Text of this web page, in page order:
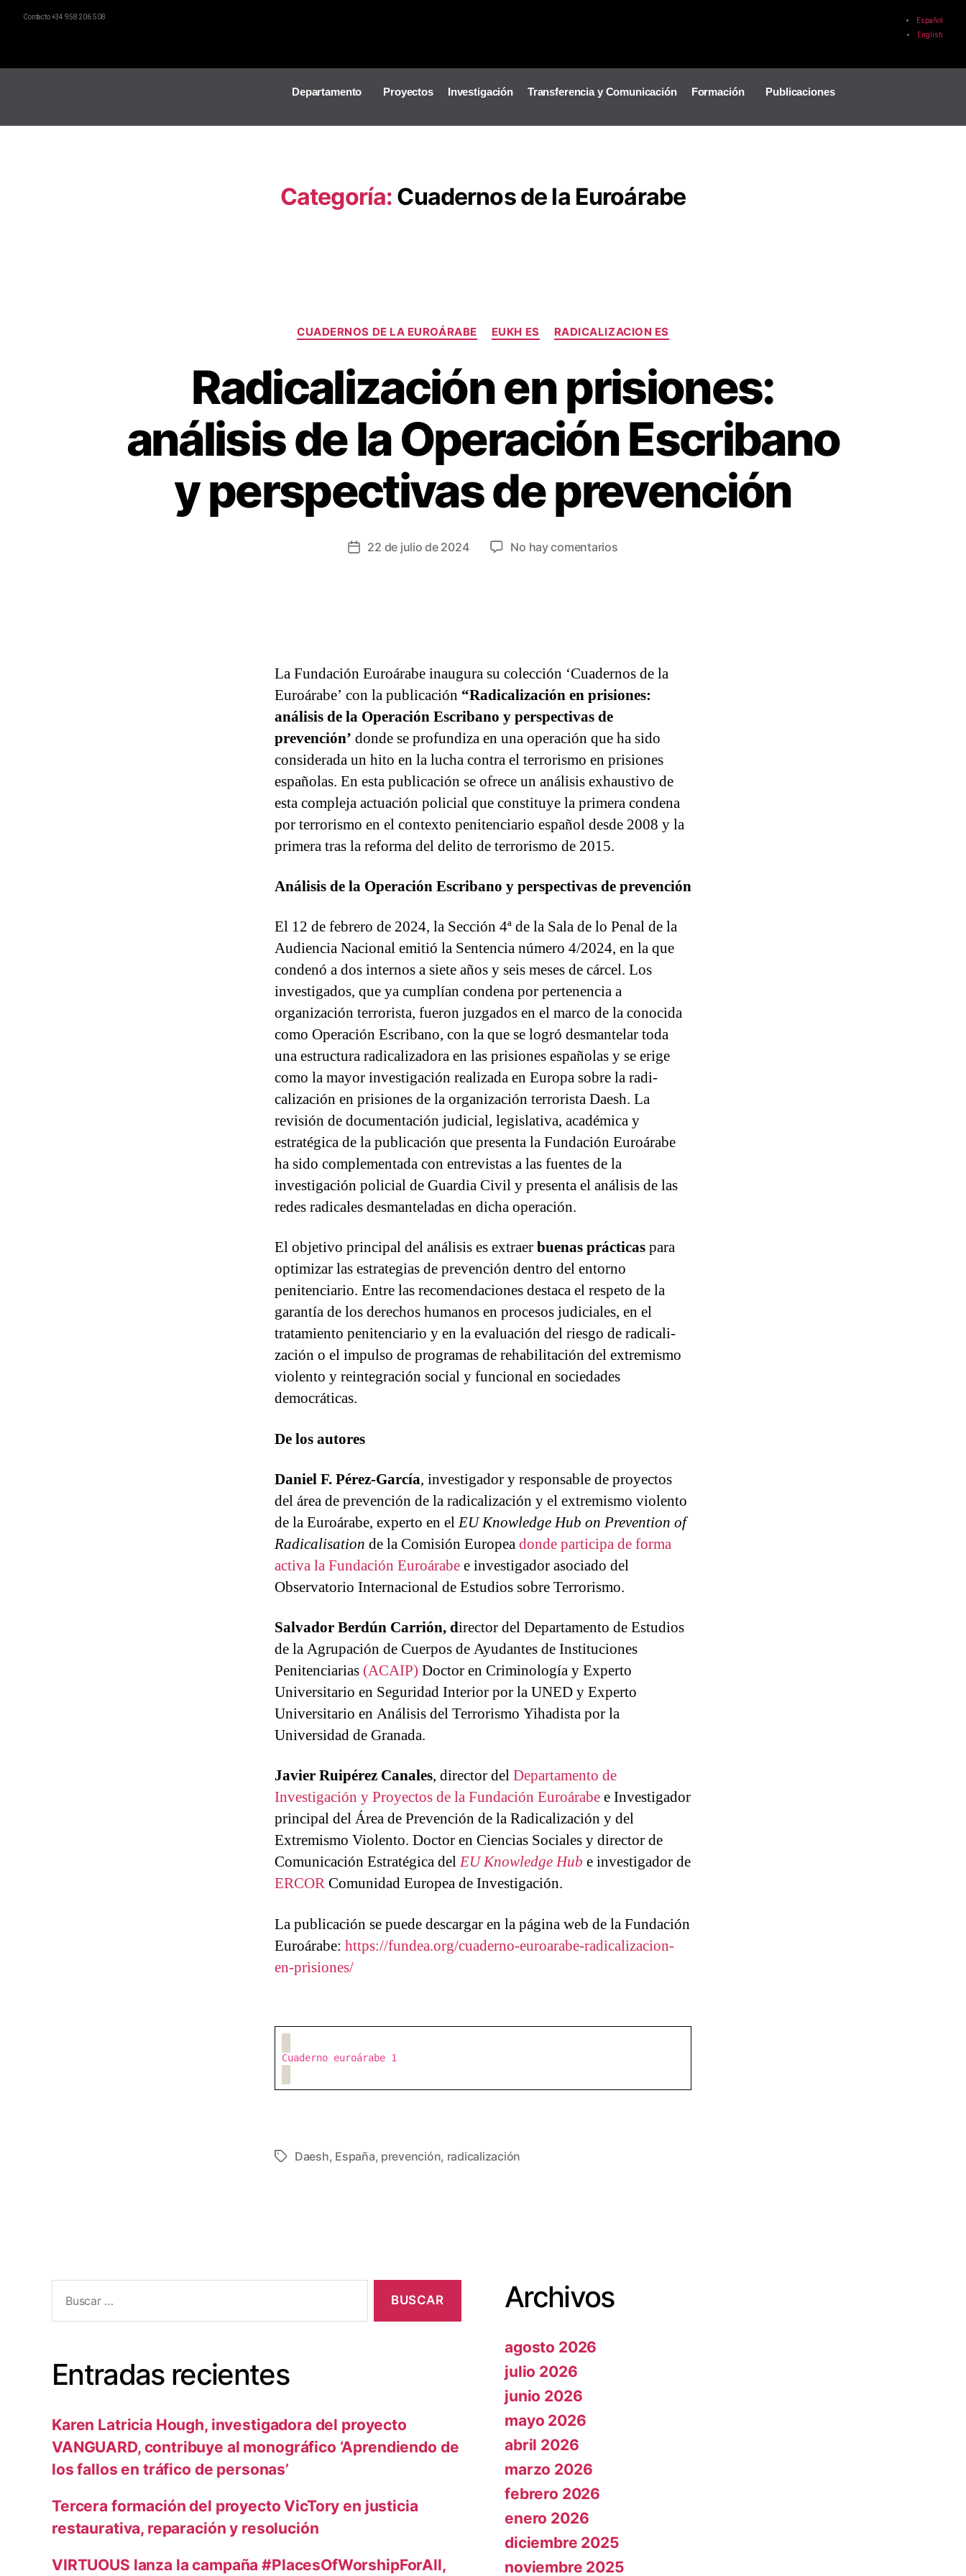
Contacto +34 958 206 508
Español
English
Departamento Proyectos Investigación Transferencia y Comunicación Formación Publicaciones
Categoría: Cuadernos de la Euroárabe
CUADERNOS DE LA EUROÁRABE EUKH ES RADICALIZACION ES
Radicalización en prisiones:
análisis de la Operación Escribano
y perspectivas de prevención
22 de julio de 2024 No hay comentarios
La Fundación Euroárabe inaugura su colección ‘Cuadernos de la
Euroárabe’ con la publicación “Radicalización en prisiones:
análisis de la Operación Escribano y perspectivas de
prevención’ donde se profundiza en una operación que ha sido
considerada un hito en la lucha contra el terrorismo en prisiones
españolas. En esta publicación se ofrece un análisis exhaustivo de
esta compleja actuación policial que constituye la primera condena
por terrorismo en el contexto penitenciario español desde 2008 y la
primera tras la reforma del delito de terrorismo de 2015.
Análisis de la Operación Escribano y perspectivas de prevención
El 12 de febrero de 2024, la Sección 4ª de la Sala de lo Penal de la
Au­diencia Nacional emitió la Sentencia número 4/2024, en la que
condenó a dos internos a siete años y seis meses de cárcel. Los
investigados, que ya cumplían condena por pertenencia a
organización terrorista, fueron juzgados en el marco de la conocida
como Operación Escribano, con la que se logró desmantelar toda
una estructura radicalizadora en las prisiones españolas y se erige
como la mayor investigación realizada en Europa sobre la radi­
calización en prisiones de la organización terroris­ta Daesh. La
revisión de documentación judicial, legislativa, académica y
estratégica de la publicación que presenta la Fundación Euroárabe
ha sido complementada con entrevistas a las fuentes de la
investigación policial de Guardia Civil y presenta el análisis de las
redes radicales desmanteladas en dicha operación.
El objetivo principal del análisis es extraerbuenas prácticaspara
optimizar las estrategias de preven­ción dentro del entorno
penitenciario. Entre las recomendaciones destaca el respeto de la
garantía de los derechos hu­manos en procesos judiciales, en el
tratamiento pe­nitenciario y en la evaluación del riesgo de radicali­
zación o el impulso de programas de rehabilitación del extre­mismo
violento y reintegración social y funcional en sociedades
democráticas.
De los autores
Daniel F. Pérez-García, investigador y responsable de proyectos
del área de prevención de la radicalización y el extremismo violento
de la Euroárabe, experto en elEU Knowledge Hub on Prevention of
Radicalisation de la Comisión Europeadonde participa de forma
activa la Fundación Euroárabee investigador asociado del
Observatorio Internacional de Estudios sobre Terrorismo.
Salvador Berdún Carrión,director del Departamento de Estudios
de la Agrupación de Cuerpos de Ayudantes de Instituciones
Penitenciarias (ACAIP) Doctor en Criminología y Experto
Universitario en Seguridad Interior por la UNED y Experto
Universitario en Análisis del Terrorismo Yihadista por la
Universidad de Granada.
Javier Ruipérez Canales, director delDepartamento de
Investigación y Proyectos de la Fundación Euroárabee Investigador
principal del Área de Prevención de la Radicalización y del
Extremismo Violento. Doctor en Ciencias Sociales y director de
Comunicación Estratégica delEU Knowledge Hub e investigador de
ERCORComunidad Europea de Investigación.
La publicación se puede descargar en la página web de la Fundación
Euroárabe: https://fundea.org/cuaderno-euroarabe-radicalizacion-
en-prisiones/
Cuaderno euroárabe 1
Daesh, España, prevención, radicalización
Entradas recientes
Karen Latricia Hough, investigadora del proyecto
VANGUARD, contribuye al monográfico ‘Aprendiendo de
los fallos en tráfico de personas’
Tercera formación del proyecto VicTory en justicia
restaurativa, reparación y resolución
VIRTUOUS lanza la campaña #PlacesOfWorshipForAll,
Archivos
agosto 2026
julio 2026
junio 2026
mayo 2026
abril 2026
marzo 2026
febrero 2026
enero 2026
diciembre 2025
noviembre 2025